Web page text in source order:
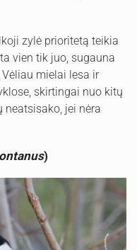
zylė prioritetą teikia
vien tik juo, sugauna
mielai lesa ir
skirtingai nuo kitų
neatsisako, jei nėra
)